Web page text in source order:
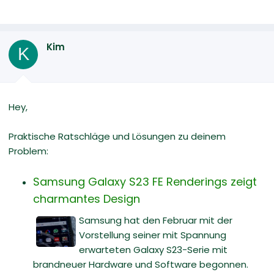
K Kim
Hey,
Praktische Ratschläge und Lösungen zu deinem
Problem:
Samsung Galaxy S23 FE Renderings zeigt
charmantes Design
Samsung hat den Februar mit der
Vorstellung seiner mit Spannung
erwarteten Galaxy S23-Serie mit
brandneuer Hardware und Software begonnen.